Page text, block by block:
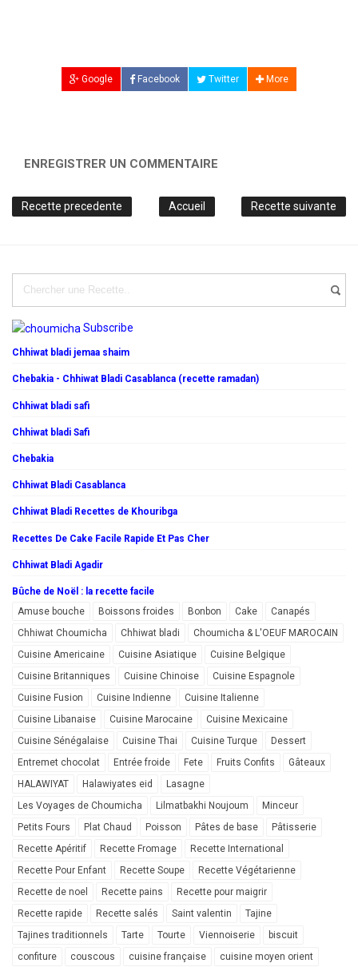
Google Facebook Twitter More
ENREGISTRER UN COMMENTAIRE
Recette precedente Recette suivante
Accueil
Subscribe
Chhiwat bladi jemaa shaim
Chebakia - Chhiwat Bladi Casablanca (recette ramadan)
Chhiwat bladi safi
Chhiwat bladi Safi
Chebakia
Chhiwat Bladi Casablanca
Chhiwat Bladi Recettes de Khouribga
Recettes De Cake Facile Rapide Et Pas Cher
Chhiwat Bladi Agadir
Bûche de Noël : la recette facile
Amuse bouche
Boissons froides Bonbon Cake
Canapés
Chhiwat Choumicha
Chhiwat bladi
Choumicha & L'OEUF MAROCAIN
Cuisine Americaine
Cuisine Asiatique
Cuisine Belgique
Cuisine Britanniques
Cuisine Chinoise
Cuisine Espagnole
Cuisine Fusion
Cuisine Indienne
Cuisine Italienne
Cuisine Libanaise
Cuisine Marocaine
Cuisine Mexicaine
Cuisine Sénégalaise
Cuisine Thai Cuisine Turque
Dessert
Entremet chocolat
Entrée froide Fete Fruits Confits
Gâteaux
HALAWIYAT
Halawiyates eid
Lasagne
Les Voyages de Choumicha
Lilmatbakhi Noujoum
Minceur
Petits Fours
Plat Chaud Poisson Pâtes de base
Pâtisserie
Recette Apéritif
Recette Fromage
Recette International
Recette Pour Enfant
Recette Soupe
Recette Végétarienne
Recette de noel
Recette pains
Recette pour maigrir
Recette rapide
Recette salés Saint valentin
Tajine
Tajines traditionnels
Tarte Tourte Viennoiserie
biscuit
confiture
couscous cuisine française cuisine moyen orient